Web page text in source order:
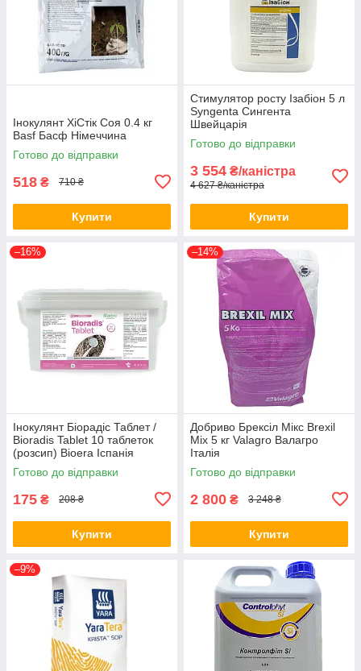
Інокулянт ХіСтік Соя 0.4 кг
Basf Басф Німеччина
Готово до відправки
518 ₴ 710 ₴
Купити
Стимулятор росту Ізабіон 5 л
Syngenta Сингента
Швейцарія
Готово до відправки
3 554 ₴/каністра
4 627 ₴/каністра
Купити
–16%
Інокулянт Біорадіс Таблет /
Bioradis Tablet 10 таблеток
(розсип) Bioera Іспанія
Готово до відправки
175 ₴ 208 ₴
Купити
–14%
Добриво Брексіл Мікс Brexil
Mix 5 кг Valagro Валагро
Італія
Готово до відправки
2 800 ₴ 3 248 ₴
Купити
–9%